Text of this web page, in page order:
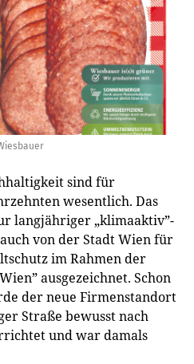
sind für
wesentlich. Das
langjähriger „klimaaktiv”-
von der Stadt Wien für
im Rahmen der
ausgezeichnet. Schon
der neue Firmenstandort
Straße bewusst nach
und war damals